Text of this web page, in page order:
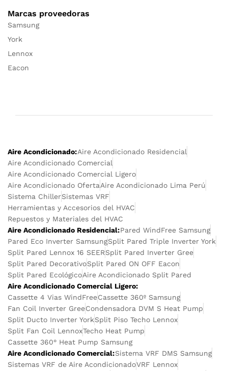
Marcas proveedoras
Samsung
York
Lennox
Eacon
Aire Acondicionado:Aire Acondicionado Residencial
Aire Acondicionado Comercial
Aire Acondicionado Comercial Ligero
Aire Acondicionado OfertaAire Acondicionado Lima Perú
Sistema ChillerSistemas VRF
Herramientas y Accesorios del HVAC
Repuestos y Materiales del HVAC
Aire Acondicionado Residencial:Pared WindFree Samsung
Pared Eco Inverter SamsungSplit Pared Triple Inverter York
Split Pared Lennox 16 SEERSplit Pared Inverter Gree
Split Pared DecorativoSplit Pared ON OFF Eacon
Split Pared EcológicoAire Acondicionado Split Pared
Aire Acondicionado Comercial Ligero:
Cassette 4 Vias WindFreeCassette 360º Samsung
Fan Coil Inverter GreeCondensadora DVM S Heat Pump
Split Ducto Inverter YorkSplit Piso Techo Lennox
Split Fan Coil LennoxTecho Heat Pump
Cassette 360° Heat Pump Samsung
Aire Acondicionado Comercial:Sistema VRF DMS Samsung
Sistemas VRF de Aire AcondicionadoVRF Lennox